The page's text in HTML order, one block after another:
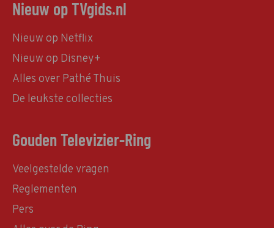
Nieuw op TVgids.nl
Nieuw op Netflix
Nieuw op Disney+
Alles over Pathé Thuis
De leukste collecties
Gouden Televizier-Ring
Veelgestelde vragen
Reglementen
Pers